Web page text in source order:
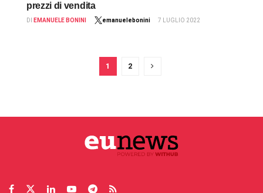
prezzi di vendita
DI EMANUELE BONINI emanuelebonini 7 LUGLIO 2022
1 2